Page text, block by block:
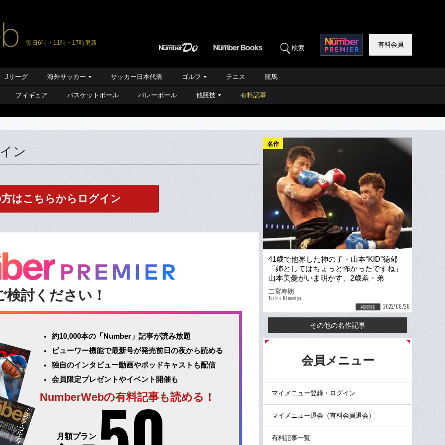
毎日6時・11時・17時更新
検索 有料会員
Jリーグ 海外サッカー サッカー日本代表 ゴルフ テニス 競馬
フィギュア バスケットボール バレーボール 他競技 有料記事
ン
はこちらからログイン
検討ください！
約10,000本の「Number」記事が読み放題
ビューワー機能で最新号が発売前日の夜から読める
独自のインタビュー動画やポッドキャストも配信
会員限定プレゼントやイベント開催も
NumberWebの有料記事も読める！
月額プラン
名作
41歳で他界した神の子・山本“KID”徳郁
「姉としてはちょっと怖かったですね」
山本美憂がいま明かす、2歳差・弟
の“100%やる人生”
二宮寿朗
Toshio Ninomiya
格闘技 2022/08/28
その他の名作記事
会員メニュー
マイメニュー登録・ログイン
マイメニュー退会（有料会員退会）
有料記事一覧